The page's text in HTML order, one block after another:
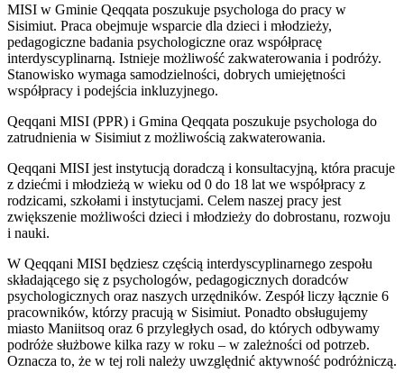
MISI w Gminie Qeqqata poszukuje psychologa do pracy w
Sisimiut. Praca obejmuje wsparcie dla dzieci i młodzieży,
pedagogiczne badania psychologiczne oraz współpracę
interdyscyplinarną. Istnieje możliwość zakwaterowania i podróży.
Stanowisko wymaga samodzielności, dobrych umiejętności
współpracy i podejścia inkluzyjnego.
Qeqqani MISI (PPR) i Gmina Qeqqata poszukuje psychologa do
zatrudnienia w Sisimiut z możliwością zakwaterowania.
Qeqqani MISI jest instytucją doradczą i konsultacyjną, która pracuje
z dziećmi i młodzieżą w wieku od 0 do 18 lat we współpracy z
rodzicami, szkołami i instytucjami. Celem naszej pracy jest
zwiększenie możliwości dzieci i młodzieży do dobrostanu, rozwoju
i nauki.
W Qeqqani MISI będziesz częścią interdyscyplinarnego zespołu
składającego się z psychologów, pedagogicznych doradców
psychologicznych oraz naszych urzędników. Zespół liczy łącznie 6
pracowników, którzy pracują w Sisimiut. Ponadto obsługujemy
miasto Maniitsoq oraz 6 przyległych osad, do których odbywamy
podróże służbowe kilka razy w roku – w zależności od potrzeb.
Oznacza to, że w tej roli należy uwzględnić aktywność podróżniczą.